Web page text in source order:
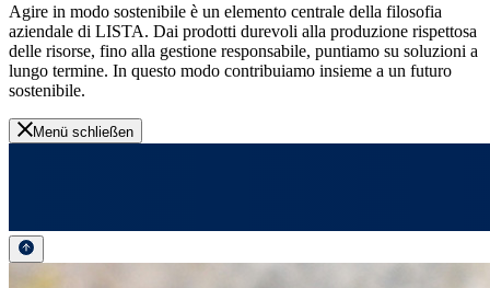
Agire in modo sostenibile è un elemento centrale della filosofia
aziendale di LISTA. Dai prodotti durevoli alla produzione rispettosa
delle risorse, fino alla gestione responsabile, puntiamo su soluzioni a
lungo termine. In questo modo contribuiamo insieme a un futuro
sostenibile.
Menü schließen